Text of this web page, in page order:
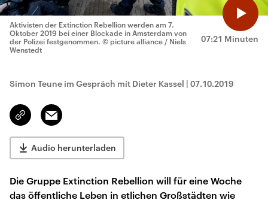
07:21 Minuten
Aktivisten der Extinction Rebellion werden am 7.
Oktober 2019 bei einer Blockade in Amsterdam von
der Polizei festgenommen. © picture alliance / Niels
Wenstedt
Simon Teune im Gespräch mit Dieter Kassel | 07.10.2019
Link
kopieren/teilen
Email
Audio herunterladen
Die Gruppe Extinction Rebellion will für eine Woche
das öffentliche Leben in etlichen Großstädten wie